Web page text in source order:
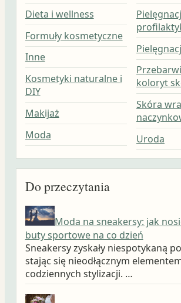
Dieta i wellness
Formuły kosmetyczne
Inne
Kosmetyki naturalne i
DIY
Makijaż
Moda
koloryt
Skóra
Uroda
Do przeczytania
Moda na sneakersy: jak
buty sportowe na co dzień
Sneakersy zyskały niespotykaną
stając się nieodłącznym
codziennych stylizacji. …